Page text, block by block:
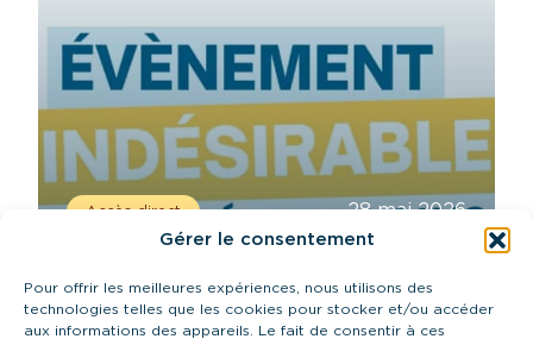
Gérer le consentement
Pour offrir les meilleures expériences, nous utilisons des
technologies telles que les cookies pour stocker et/ou accéder
aux informations des appareils. Le fait de consentir à ces
Accès direct 28 mai 2026
Évènements indésirables : de quoi
En savoir plus